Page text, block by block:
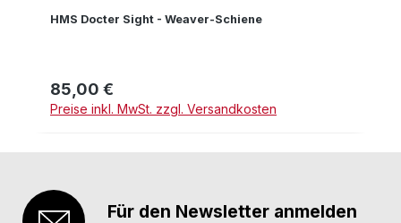
HMS Docter Sight - Weaver-Schiene
Regulärer Preis:
85,00 €
Preise inkl. MwSt. zzgl. Versandkosten
Für den Newsletter anmelden